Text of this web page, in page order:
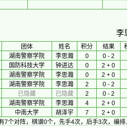
李
团体 姓名 积分 结果
湖南警察学院 李思瀚 0
0 - 2
国防科技大学 钟进达 0
2 + 0
湖南警察学院 李思瀚 0
2 + 0
湖南警察学院 李思瀚 2
0 - 2
已隐藏 已隐藏 2
0 - 2
湖南警察学院 李思瀚 4
2 + 0
中南大学 胡泽宇 7
2 + 0
7个对阵，棋谱0个，先手4次，后手3次，编